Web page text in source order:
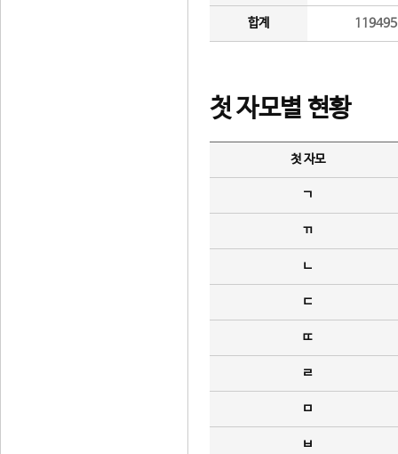
합계
첫 자모별 현황
첫 자모
ㄱ
ㄲ
ㄴ
ㄷ
ㄸ
ㄹ
ㅁ
ㅂ